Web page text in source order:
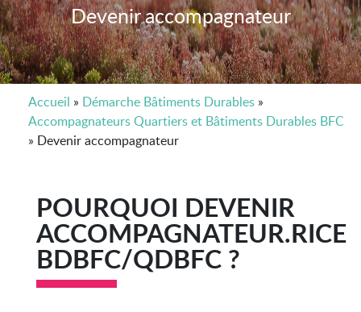
Devenir accompagnateur
Accueil » Démarche Bâtiments Durables »
Accompagnateurs Quartiers et Bâtiments Durables BFC
» Devenir accompagnateur
POURQUOI DEVENIR
ACCOMPAGNATEUR.RICE
BDBFC/QDBFC ?